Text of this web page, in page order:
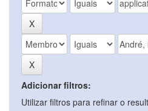
Adicionar filtros:
Utilizar filtros para refinar o